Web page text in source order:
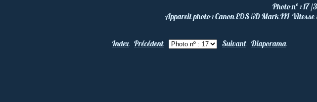
Photo nº :17 /
Appareil photo :Canon EOS 5D Mark III Vitesse
Index Précédent Suivant Diaporama